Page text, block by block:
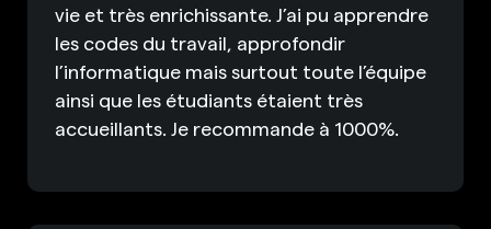
vie et très enrichissante. J’ai pu apprendre
les codes du travail, approfondir
l’informatique mais surtout toute l’équipe
ainsi que les étudiants étaient très
accueillants. Je recommande à 1000%.